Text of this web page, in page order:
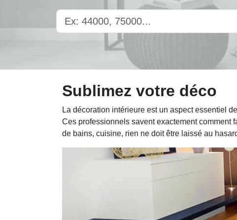
Sublimez votre déco
La décoration intérieure est un aspect essentiel
Ces professionnels savent exactement comment
de bains, cuisine, rien ne doit être laissé au